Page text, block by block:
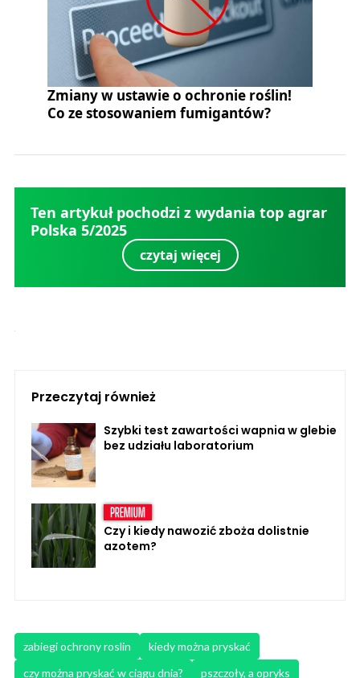
Zmiany w ustawie o ochronie roślin!
Co ze stosowaniem fumigantów?
Ten artykuł pochodzi z wydania top agrar
Polska 5/2025
czytaj więcej
Przeczytaj również
Szybki test zawartości wapnia w glebie
bez udziału laboratorium
Czy i kiedy nawozić zboża dolistnie
azotem?
zabiegi ochrony roslin
kiedy można pryskać
czy można pryskać w ciągu dnia?
pszczoły, a opryks